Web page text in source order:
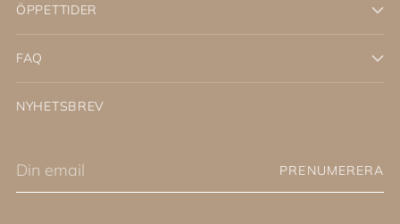
ÖPPETTIDER
FAQ
NYHETSBREV
Din
PRENUMERERA